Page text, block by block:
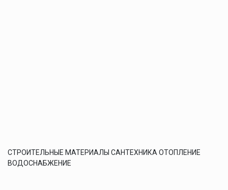
СТРОИТЕЛЬНЫЕ МАТЕРИАЛЫ САНТЕХНИКА ОТОПЛЕНИЕ
ВОДОСНАБЖЕНИЕ